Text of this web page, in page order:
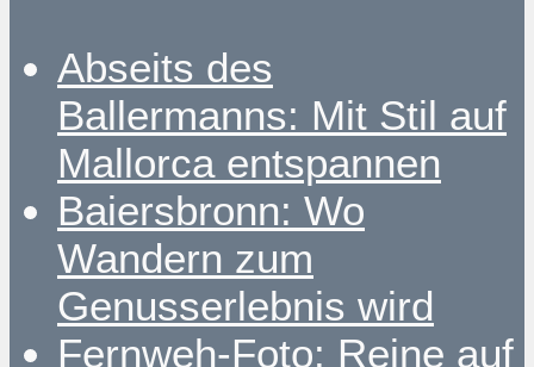
Abseits des
Ballermanns: Mit Stil auf
Mallorca entspannen
Baiersbronn: Wo
Wandern zum
Genusserlebnis wird
Fernweh-Foto: Reine auf